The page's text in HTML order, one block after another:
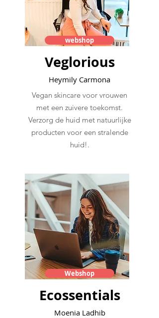
webshop
Veglorious
Heymily Carmona
Vegan skincare voor vrouwen
met een zuivere toekomst.
Verzorg de huid met natuurlijke
producten voor een stralende
huid!.
Webshop
Ecossentials
Moenia Ladhib